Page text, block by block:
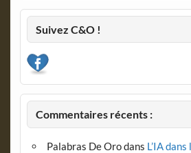
Suivez C&O !
Commentaires récents :
Palabras De Orodans L’IA